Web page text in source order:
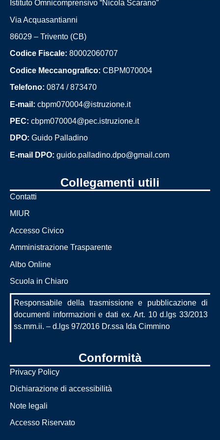
Le carte della
scuola
Regolamenti
d'istituto
Modulistica
docenti
Modulistica
famiglie e
studenti
d'istituto
Programma
Valutazione
Curricolo
verticale
Protocollo
accoglienza
alunni
Organigramma
Organi collegiali
La storia
La storia del
nostro istituto
Istituto Omnicomprensivo “Nicola Scarano”
Via Acquasantianni
86029 – Trivento (CB)
Codice Fiscale: 80002060707
Codice Meccanografico: CBPM070004
Telefono: 0874 / 873470
E-mail: cbpm070004@istruzione.it
PEC: cbpm070004@pec.istruzione.it
DPO: Guido Palladino
E-mail DPO: guido.palladino.dpo@gmail.com
Collegamenti utili
Contatti
MIUR
Accesso Civico
Amministrazione Trasparente
Albo Online
Scuola in Chiaro
Responsabile della trasmissione e pubblicazione di
documenti informazioni e dati ex. Art. 10 d.lgs 33/2013
ss.mm.ii. – d.lgs 97/2016 Dr.ssa Ida Cimmino
Conformità
Privacy Policy
Dichiarazione di accessibilità
Note legali
Accesso Riservato